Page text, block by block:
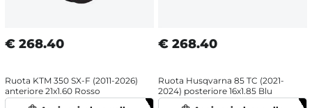
€ 268.40
Ruota KTM 350 SX-F (2011-2026)
anteriore 21x1.60 Rosso
€ 268.40
Ruota Husqvarna 85 TC (2021-
2024) posteriore 16x1.85 Blu